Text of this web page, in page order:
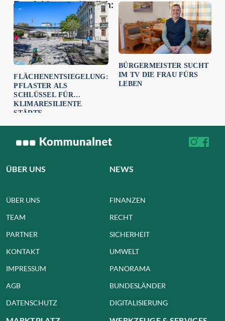
Empfehlungen für dich:
FLÄCHENENTSIEGELUNG:
PFLASTER ALS
SCHLÜSSEL FÜR
KLIMARESILIENTE
STÄDTE
BÜRGERMEISTER SUCHT
IM TV DIE FRAU FÜRS
LEBEN
ÜBER UNS
ÜBER UNS
TEAM
PARTNER
KONTAKT
IMPRESSUM
AGB
DATENSCHUTZ
NEWS
FINANZEN
RECHT
SICHERHEIT
UMWELT
PANORAMA
BUNDESLÄNDER
DIGITALISIERUNG